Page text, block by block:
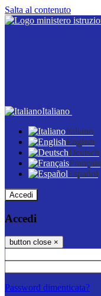
Salta al contenuto
Italiano
Italiano
English
Deutsch
Français
Español
Accedi
Accedi
button close ×
Password dimenticata?